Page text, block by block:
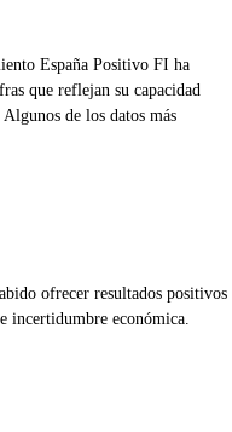
España Positivo FI ha
que reflejan su capacidad
de los datos más
ofrecer resultados positivos
incertidumbre económica.